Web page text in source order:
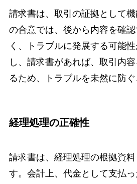
請求書は、取引の証拠として
の合意では、後から内容を確
く、トラブルに発展する可能
し、請求書があれば、取引内
るため、トラブルを未然に防ぐ
経理処理の正確性
請求書は、経理処理の根拠資
す。会計上、代金として支払